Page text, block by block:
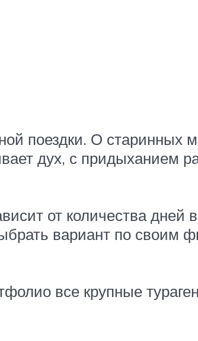
поездки. О старинных
дух, с придыханием
от количества дней
вариант по своим
все крупные